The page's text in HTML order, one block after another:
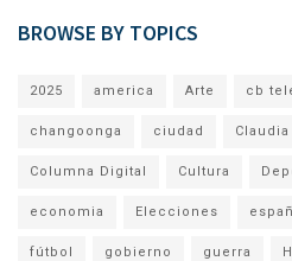
BROWSE BY TOPICS
2025 america Arte cb
changoonga ciudad
Columna Digital Cultura
economia Elecciones
fútbol gobierno guerra